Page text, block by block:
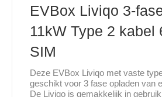
EVBox Liviqo 3-
11kW Type 2 kabel
SIM
Deze EVBox Liviqo met vaste
geschikt voor 3 fase opladen van
De Liviqo is gemakkelijk in